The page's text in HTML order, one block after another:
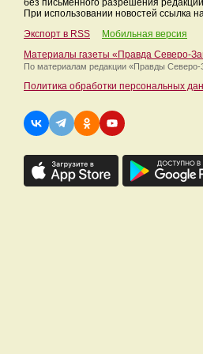
без письменного разрешения
При использовании новостей ссылка
Экспорт в RSS
Мобильная версия
Материалы газеты «Правда Северо-
По материалам редакции «Правды Северо-
Политика обработки персональных